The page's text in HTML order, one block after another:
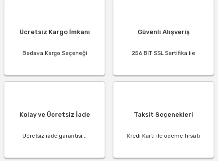
Ücretsiz Kargo İmkanı
Bedava Kargo Seçeneği
Güvenli Alışveriş
256 BIT SSL Sertifika ile
Kolay ve Ücretsiz İade
Ücretsiz iade garantisi...
Taksit Seçenekleri
Kredi Kartı ile ödeme fırsatı